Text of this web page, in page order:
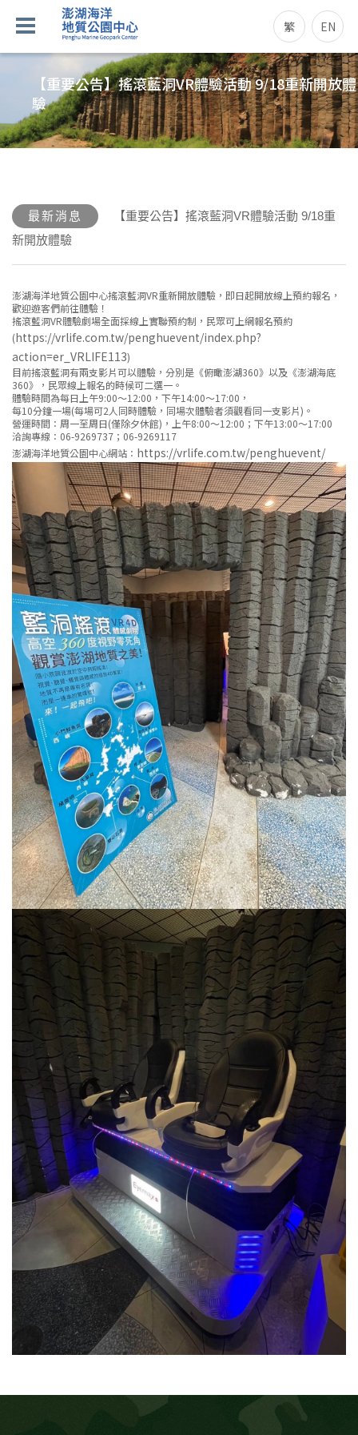
繁 EN
【重要公告】搖滾藍洞VR體驗活動 9/18重新開放體
驗
最新消息
【重要公告】搖滾藍洞VR體驗活動 9/18重
新開放體驗
澎湖海洋地質公園中心搖滾藍洞VR重新開放體驗，即日起開放線上預約報名，
歡迎遊客們前往體驗！
搖滾藍洞VR體驗劇場全面採線上實聯預約制，民眾可上網報名預約
(https://vrlife.com.tw/penghuevent/index.php?
action=er_VRLIFE113)
目前搖滾藍洞有兩支影片可以體驗，分別是《俯瞰澎湖360》以及《澎湖海底
360》，民眾線上報名的時候可二選一。
體驗時間為每日上午9:00～12:00，下午14:00～17:00，
每10分鐘一場(每場可2人同時體驗，同場次體驗者須觀看同一支影片)。
營運時間：周一至周日(僅除夕休館)，上午8:00～12:00；下午13:00～17:00
洽詢專線：06-9269737；06-9269117
澎湖海洋地質公園中心網站： https://vrlife.com.tw/penghuevent/